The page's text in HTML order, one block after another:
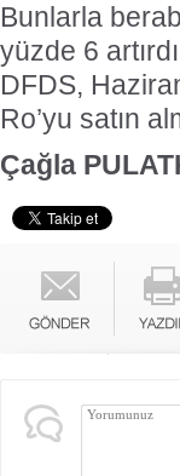
Bunlarla
yüzde 6
DFDS,
Ro’yu satın
Çağla